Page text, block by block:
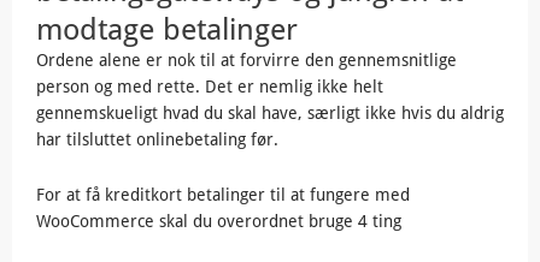
modtage betalinger
Ordene alene er nok til at forvirre den gennemsnitlige
person og med rette. Det er nemlig ikke helt
gennemskueligt hvad du skal have, særligt ikke hvis du aldrig
har tilsluttet onlinebetaling før.
For at få kreditkort betalinger til at fungere med
WooCommerce skal du overordnet bruge 4 ting